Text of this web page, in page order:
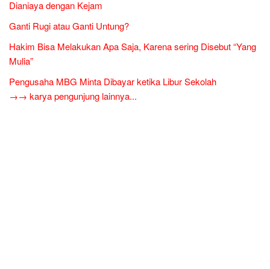
Dianiaya dengan Kejam
Ganti Rugi atau Ganti Untung?
Hakim Bisa Melakukan Apa Saja, Karena sering Disebut “Yang
Mulia”
Pengusaha MBG Minta Dibayar ketika Libur Sekolah
→→ karya pengunjung lainnya...